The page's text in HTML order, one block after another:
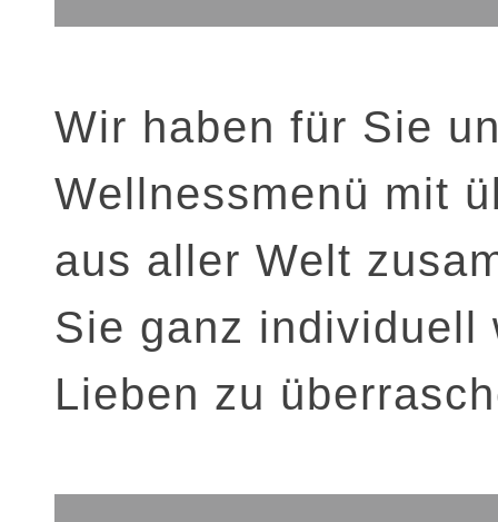
Wir haben für Sie
Wellnessmenü mit
aus aller Welt
Sie ganz individuell
Lieben zu